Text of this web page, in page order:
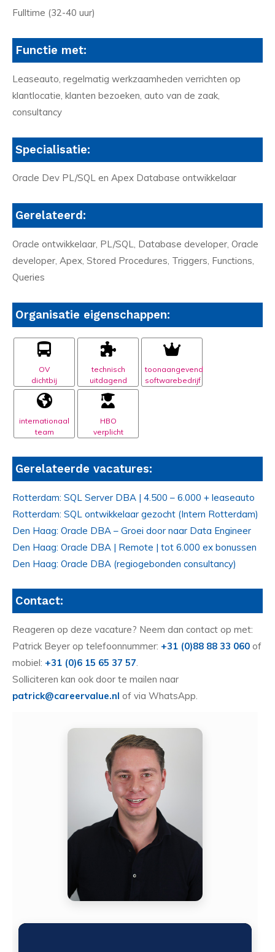
Fulltime (32-40 uur)
Functie met:
Leaseauto, regelmatig werkzaamheden verrichten op
klantlocatie, klanten bezoeken, auto van de zaak,
consultancy
Specialisatie:
Oracle Dev PL/SQL en Apex Database ontwikkelaar
Gerelateerd:
Oracle ontwikkelaar, PL/SQL, Database developer, Oracle
developer, Apex, Stored Procedures, Triggers, Functions,
Queries
Organisatie eigenschappen:
OV
dichtbij
technisch
uitdagend
toonaangevend
softwarebedrijf
internationaal
team
HBO
verplicht
Gerelateerde vacatures:
Rotterdam: SQL Server DBA | 4.500 – 6.000 + leaseauto
Rotterdam: SQL ontwikkelaar gezocht (Intern Rotterdam)
Den Haag: Oracle DBA – Groei door naar Data Engineer
Den Haag: Oracle DBA | Remote | tot 6.000 ex bonussen
Den Haag: Oracle DBA (regiogebonden consultancy)
Contact:
Reageren op deze vacature? Neem dan contact op met:
Patrick Beyer op telefoonnummer: +31 (0)88 88 33 060 of
mobiel: +31 (0)6 15 65 37 57.
Solliciteren kan ook door te mailen naar
patrick@careervalue.nl of via WhatsApp.